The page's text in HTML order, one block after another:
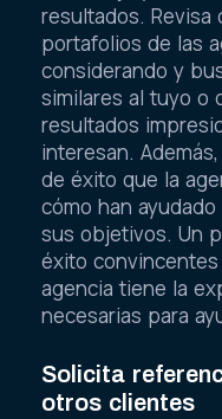
resultados. Revisa
portafolios de las
considerando y
similares al tuyo o
resultados
interesan.
de éxito que la
cómo han
sus objetivos. Un
éxito
agencia tiene la
necesarias para
Solicita
otros clientes